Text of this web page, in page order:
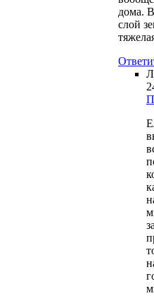
дома.
слой